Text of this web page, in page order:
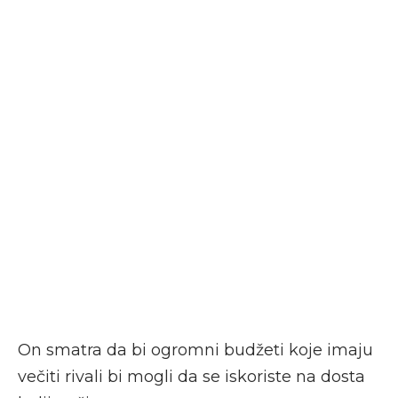
On smatra da bi ogromni budžeti koje imaju
večiti rivali bi mogli da se iskoriste na dosta